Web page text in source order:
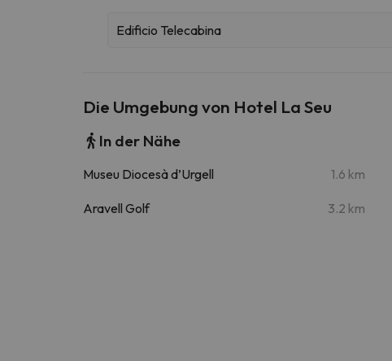
Edificio Telecabina
Die Umgebung von Hotel La Seu
In der Nähe
Museu Diocesà d’Urgell 1.6 km
Aravell Golf 3.2 km